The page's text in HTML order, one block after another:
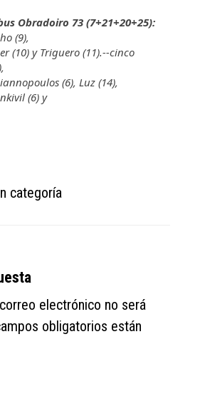
Obradoiro 73 (7+21+20+25):
(9),
(10) y Triguero (11).--cinco
(6), Luz (14),
(6) y
categoría
electrónico no será
obligatorios están